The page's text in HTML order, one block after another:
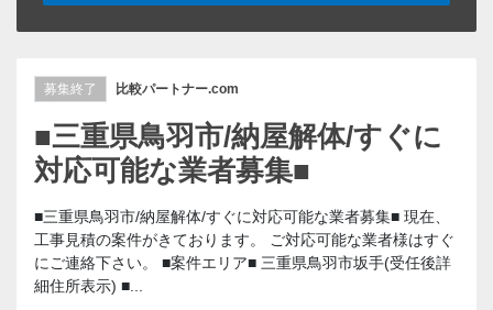
募集終了 比較パートナー.com
■三重県鳥羽市/納屋解体/すぐに
対応可能な業者募集■
■三重県鳥羽市/納屋解体/すぐに対応可能な業者募集■ 現在、
工事見積の案件がきております。 ご対応可能な業者様はすぐ
にご連絡下さい。 ■案件エリア■ 三重県鳥羽市坂手(受任後詳
細住所表示) ■...